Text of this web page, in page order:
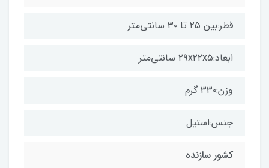
قطر:بین ۲۵ تا ۳۰ سانتی‌متر
ابعاد:۲۹x۲۲x۵ سانتی‌متر
وزن:۳۳۰ گرم
جنس:استیل
کشور سازنده